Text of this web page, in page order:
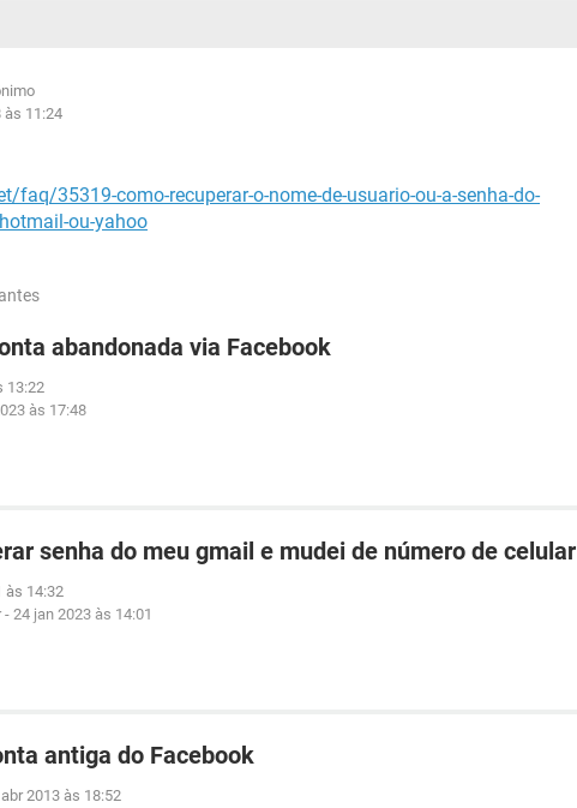
às 11:24
faq/35319-como-recuperar-o-nome-de-usuario-ou-a-senha-do-
ou-yahoo
abandonada via Facebook
13:22
às 17:48
senha do meu gmail e mudei de número de celular
às 14:32
- 24 jan 2023 às 14:01
antiga do Facebook
2013 às 18:52